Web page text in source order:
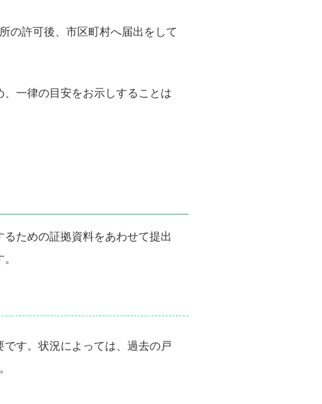
の許可後、市区町村へ届出をして
一律の目安をお示しすることは
ための証拠資料をあわせて提出
す。状況によっては、過去の戸